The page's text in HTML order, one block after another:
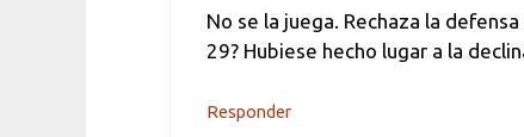
No se la juega. Rechaza la
29? Hubiese hecho lugar a la
Responder